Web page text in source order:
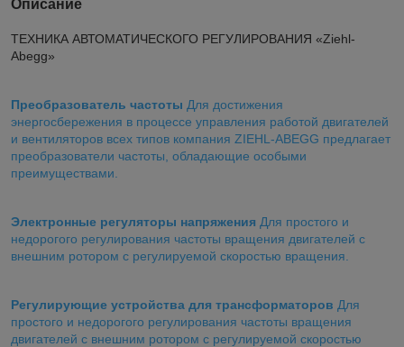
Описание
ТЕХНИКА АВТОМАТИЧЕСКОГО РЕГУЛИРОВАНИЯ «Ziehl-
Abegg»
Преобразователь частоты Для достижения
энергосбережения в процессе управления работой двигателей
и вентиляторов всех типов компания ZIEHL-ABEGG предлагает
преобразователи частоты, обладающие особыми
преимуществами.
Электронные регуляторы напряжения Для простого и
недорогого регулирования частоты вращения двигателей с
внешним ротором с регулируемой скоростью вращения.
Регулирующие устройства для трансформаторов Для
простого и недорогого регулирования частоты вращения
двигателей с внешним ротором с регулируемой скоростью